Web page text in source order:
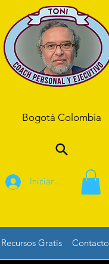
Bogotá Colombia
Iniciar sesión
Recursos Gratis Contacto